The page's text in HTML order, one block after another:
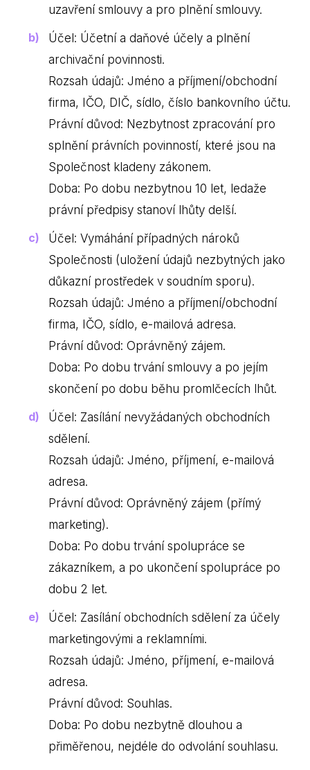
uzavření smlouvy a pro plnění smlouvy.
Účel: Účetní a daňové účely a plnění
archivační povinnosti.
Rozsah údajů: Jméno a příjmení/obchodní
firma, IČO, DIČ, sídlo, číslo bankovního účtu.
Právní důvod: Nezbytnost zpracování pro
splnění právních povinností, které jsou na
Společnost kladeny zákonem.
Doba: Po dobu nezbytnou 10 let, ledaže
právní předpisy stanoví lhůty delší.
Účel: Vymáhání případných nároků
Společnosti (uložení údajů nezbytných jako
důkazní prostředek v soudním sporu).
Rozsah údajů: Jméno a příjmení/obchodní
firma, IČO, sídlo, e-mailová adresa.
Právní důvod: Oprávněný zájem.
Doba: Po dobu trvání smlouvy a po jejím
skončení po dobu běhu promlčecích lhůt.
Účel: Zasílání nevyžádaných obchodních
sdělení.
Rozsah údajů: Jméno, příjmení, e-mailová
adresa.
Právní důvod: Oprávněný zájem (přímý
marketing).
Doba: Po dobu trvání spolupráce se
zákazníkem, a po ukončení spolupráce po
dobu 2 let.
Účel: Zasílání obchodních sdělení za účely
marketingovými a reklamními.
Rozsah údajů: Jméno, příjmení, e-mailová
adresa.
Právní důvod: Souhlas.
Doba: Po dobu nezbytně dlouhou a
přiměřenou, nejdéle do odvolání souhlasu.